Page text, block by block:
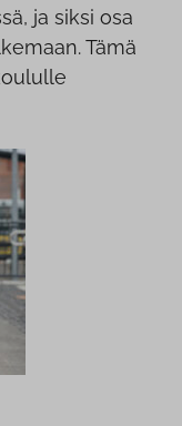
ja siksi osa
Tämä